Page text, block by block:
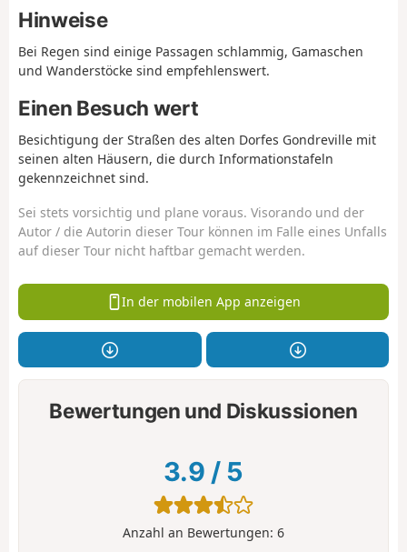
Hinweise
Bei Regen sind einige Passagen schlammig, Gamaschen
und Wanderstöcke sind empfehlenswert.
Einen Besuch wert
Besichtigung der Straßen des alten Dorfes Gondreville mit
seinen alten Häusern, die durch Informationstafeln
gekennzeichnet sind.
Sei stets vorsichtig und plane voraus. Visorando und der
Autor / die Autorin dieser Tour können im Falle eines Unfalls
auf dieser Tour nicht haftbar gemacht werden.
In der mobilen App anzeigen
Bewertungen und Diskussionen
3.9 / 5
Anzahl an Bewertungen: 6